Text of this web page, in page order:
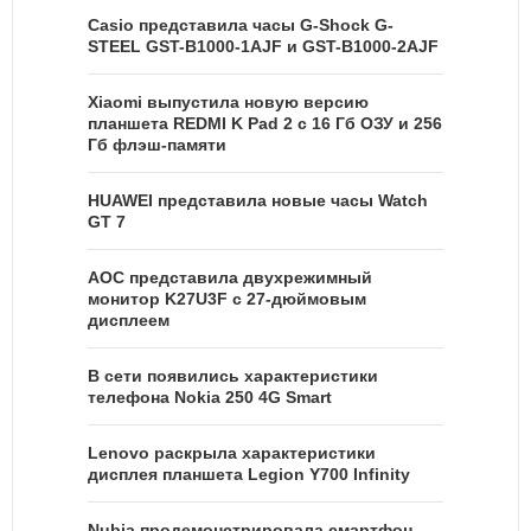
Casio представила часы G-Shock G-
STEEL GST-B1000-1AJF и GST-B1000-2AJF
Xiaomi выпустила новую версию
планшета REDMI K Pad 2 с 16 Гб ОЗУ и 256
Гб флэш-памяти
HUAWEI представила новые часы Watch
GT 7
AOC представила двухрежимный
монитор K27U3F с 27-дюймовым
дисплеем
В сети появились характеристики
телефона Nokia 250 4G Smart
Lenovo раскрыла характеристики
дисплея планшета Legion Y700 Infinity